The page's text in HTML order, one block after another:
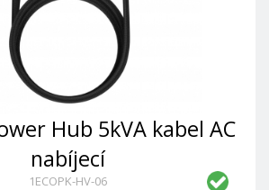
Hub 5kVA kabel AC
nabíjecí
1ECOPK-HV-06